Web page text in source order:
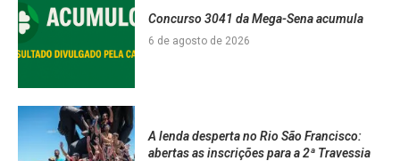
Concurso 3041 da Mega-Sena acumula
6 de agosto de 2026
A lenda desperta no Rio São Francisco:
abertas as inscrições para a 2ª Travessia